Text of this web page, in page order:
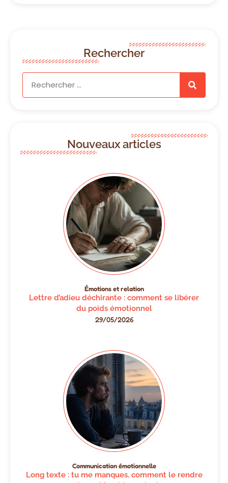
Rechercher
Nouveaux articles
Émotions et relation
Lettre d’adieu déchirante : comment se libérer
du poids émotionnel
29/05/2026
Communication émotionnelle
Long texte : tu me manques, comment le rendre